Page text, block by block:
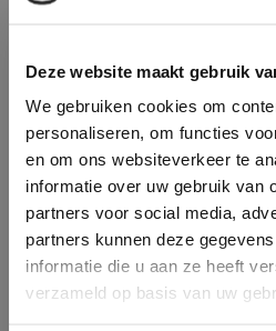
Deze website maakt gebruik
We gebruiken cookies om
personaliseren, om functies
en om ons websiteverkeer te
informatie over uw gebruik van
partners voor social media,
partners kunnen deze
informatie die u aan ze heeft
verzameld op basis van uw
Purpistool
Vraag een vrijblijvende offerte
Advies nodig?